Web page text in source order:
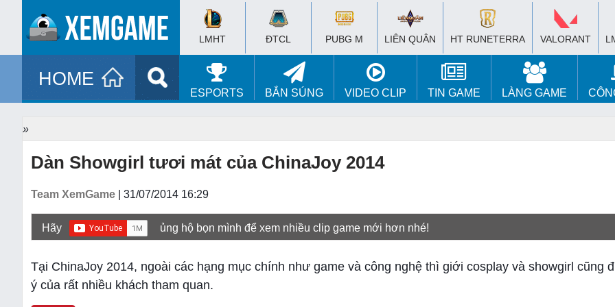
LMHT ĐTCL PUBG M LIÊN QUÂN HT RUNETERRA VALORANT
HOME
ESPORTS BẮN SÚNG VIDEO CLIP TIN GAME LÀNG GAME
»
Dàn Showgirl tươi mát của ChinaJoy 2014
Team XemGame | 31/07/2014 16:29
Hãy ủng hộ bọn mình để xem nhiều clip game mới hơn nhé!
Tại ChinaJoy 2014, ngoài các hạng mục chính như game và công nghệ thì giới cosplay và showgirl cũng
ý của rất nhiều khách tham quan.